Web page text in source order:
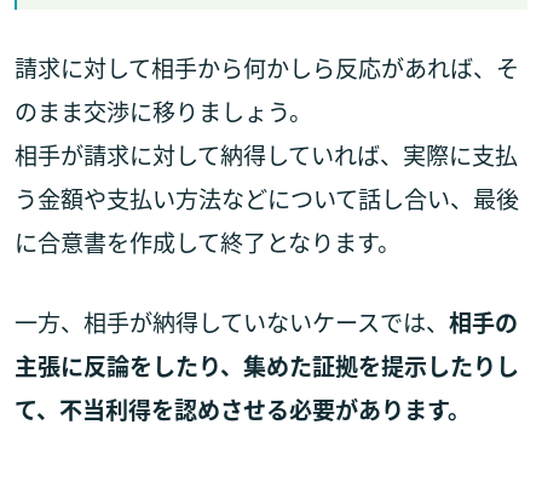
請求に対して相手から何かしら反応があれば、そ
のまま交渉に移りましょう。
相手が請求に対して納得していれば、実際に支払
う金額や支払い方法などについて話し合い、最後
に合意書を作成して終了となります。
一方、相手が納得していないケースでは、 相手の
主張に反論をしたり、集めた証拠を提示したりし
て、不当利得を認めさせる必要があります。